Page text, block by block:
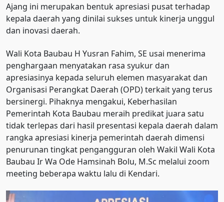
Ajang ini merupakan bentuk apresiasi pusat terhadap
kepala daerah yang dinilai sukses untuk kinerja unggul
dan inovasi daerah.
Wali Kota Baubau H Yusran Fahim, SE usai menerima
penghargaan menyatakan rasa syukur dan
apresiasinya kepada seluruh elemen masyarakat dan
Organisasi Perangkat Daerah (OPD) terkait yang terus
bersinergi. Pihaknya mengakui, Keberhasilan
Pemerintah Kota Baubau meraih predikat juara satu
tidak terlepas dari hasil presentasi kepala daerah dalam
rangka apresiasi kinerja pemerintah daerah dimensi
penurunan tingkat pengangguran oleh Wakil Wali Kota
Baubau Ir Wa Ode Hamsinah Bolu, M.Sc melalui zoom
meeting beberapa waktu lalu di Kendari.